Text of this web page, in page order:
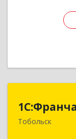
Тобольск
626150,